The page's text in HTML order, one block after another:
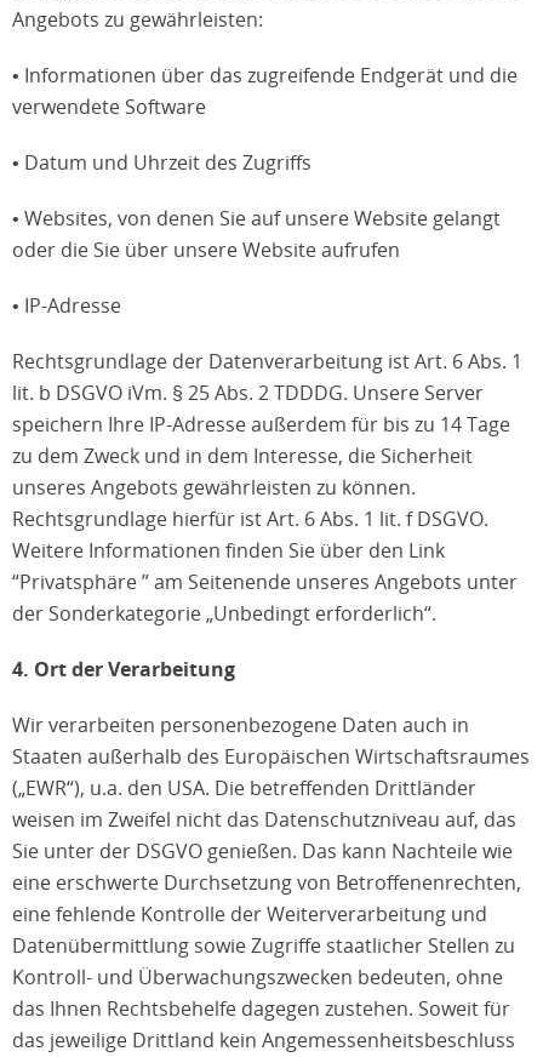
Angebots zu gewährleisten:
• Informationen über das zugreifende Endgerät und die
verwendete Software
• Datum und Uhrzeit des Zugriffs
• Websites, von denen Sie auf unsere Website gelangt
oder die Sie über unsere Website aufrufen
• IP-Adresse
Rechtsgrundlage der Datenverarbeitung ist Art. 6 Abs. 1
lit. b DSGVO iVm. § 25 Abs. 2 TDDDG. Unsere Server
speichern Ihre IP-Adresse außerdem für bis zu 14 Tage
zu dem Zweck und in dem Interesse, die Sicherheit
unseres Angebots gewährleisten zu können.
Rechtsgrundlage hierfür ist Art. 6 Abs. 1 lit. f DSGVO.
Weitere Informationen finden Sie über den Link
“Privatsphäre ” am Seitenende unseres Angebots unter
der Sonderkategorie „Unbedingt erforderlich“.
4. Ort der Verarbeitung
Wir verarbeiten personenbezogene Daten auch in
Staaten außerhalb des Europäischen Wirtschaftsraumes
(„EWR“), u.a. den USA. Die betreffenden Drittländer
weisen im Zweifel nicht das Datenschutzniveau auf, das
Sie unter der DSGVO genießen. Das kann Nachteile wie
eine erschwerte Durchsetzung von Betroffenenrechten,
eine fehlende Kontrolle der Weiterverarbeitung und
Datenübermittlung sowie Zugriffe staatlicher Stellen zu
Kontroll- und Überwachungszwecken bedeuten, ohne
das Ihnen Rechtsbehelfe dagegen zustehen. Soweit für
das jeweilige Drittland kein Angemessenheitsbeschluss